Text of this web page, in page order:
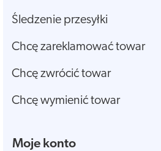
Śledzenie przesyłki
Chcę zareklamować towar
Chcę zwrócić towar
Chcę wymienić towar
Moje konto